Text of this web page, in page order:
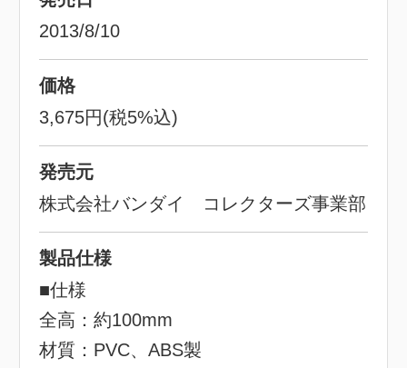
2013/8/10
価格
3,675円(税5%込)
発売元
株式会社バンダイ コレクターズ事業部
製品仕様
■仕様
全高：約100mm
材質：PVC、ABS製